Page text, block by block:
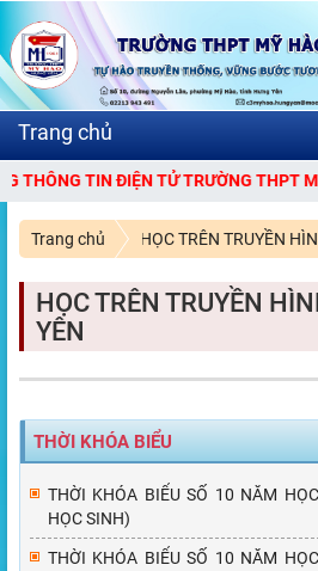
TIN ĐIỆN TỬ TRƯỜNG THPT MỸ
Trang chủ HỌC TRÊN TRUYỀN
HỌC TRÊN TRUYỀN
YÊN
THỜI KHÓA BIỂU
THỜI KHÓA BIỂU SỐ 10 NĂM
HỌC SINH)
THỜI KHÓA BIỂU SỐ 10 NĂM